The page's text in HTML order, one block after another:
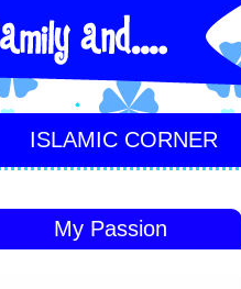
ISLAMIC CORNER
My Passion